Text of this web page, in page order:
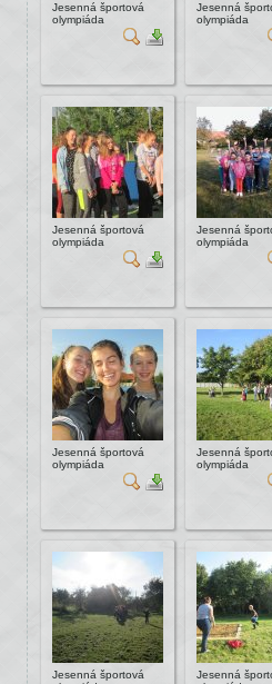
Jesenná športová
olympiáda
Jesenná
olympiáda
Jesenná športová
olympiáda
Jesenná
olympiáda
Jesenná športová
olympiáda
Jesenná
olympiáda
Jesenná športová
Jesenná